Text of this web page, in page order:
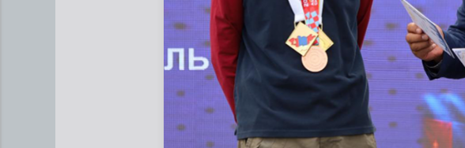
Дундговь аймагт Нарны цахилгаан станц барих